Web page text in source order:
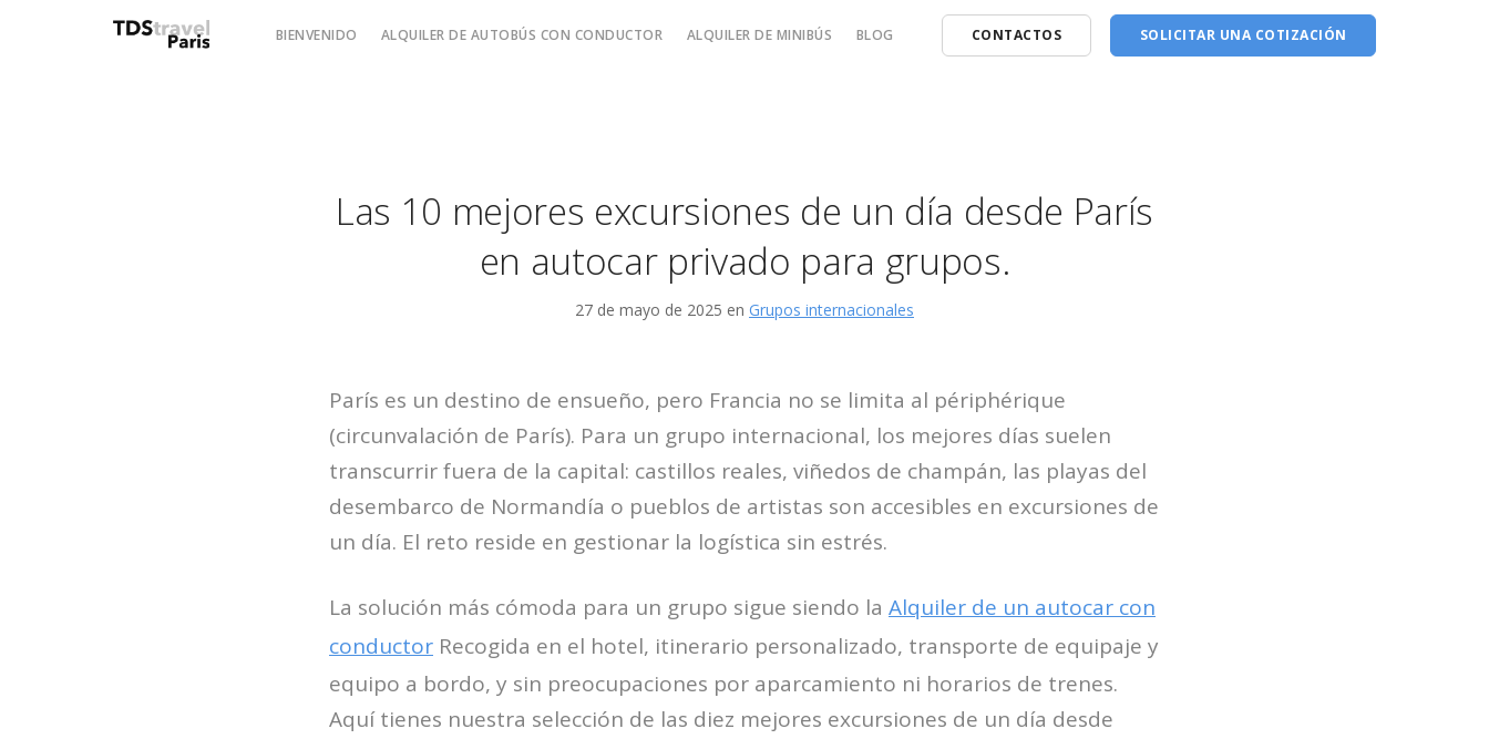
BIENVENIDO ALQUILER DE AUTOBÚS CON CONDUCTOR ALQUILER DE MINIBÚS BLOG CONTACTOS SOLICITAR UNA COTIZACIÓN
Las 10 mejores excursiones de un día desde París
en autocar privado para grupos.
27 de mayo de 2025 en Grupos internacionales
París es un destino de ensueño, pero Francia no se limita al périphérique
(circunvalación de París). Para un grupo internacional, los mejores días suelen
transcurrir fuera de la capital: castillos reales, viñedos de champán, las playas del
desembarco de Normandía o pueblos de artistas son accesibles en excursiones de
un día. El reto reside en gestionar la logística sin estrés.
La solución más cómoda para un grupo sigue siendo la Alquiler de un autocar con
conductor Recogida en el hotel, itinerario personalizado, transporte de equipaje y
equipo a bordo, y sin preocupaciones por aparcamiento ni horarios de trenes.
Aquí tienes nuestra selección de las diez mejores excursiones de un día desde